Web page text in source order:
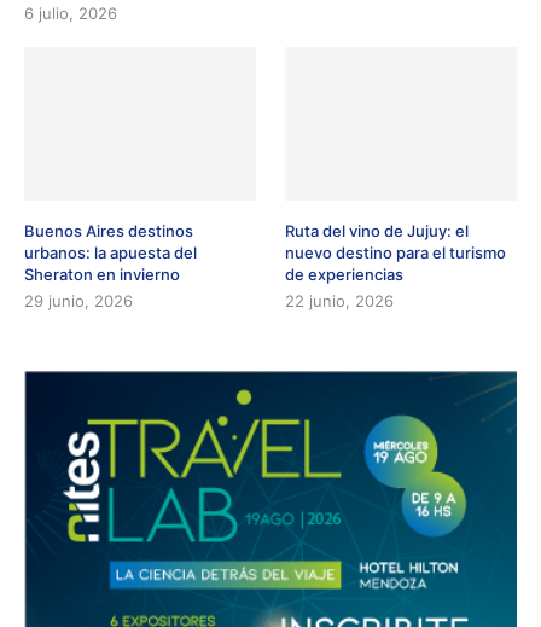
6 julio, 2026
Buenos Aires destinos
urbanos: la apuesta del
Sheraton en invierno
29 junio, 2026
Ruta del vino de Jujuy: el
nuevo destino para el turismo
de experiencias
22 junio, 2026